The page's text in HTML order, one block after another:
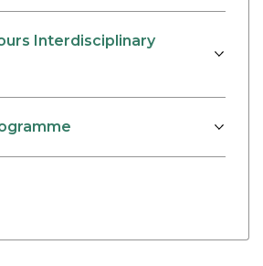
Interdisciplinary